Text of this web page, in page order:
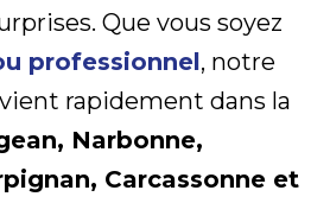
Que vous soyez
professionnel, notre
rapidement dans la
Narbonne,
Carcassonne et